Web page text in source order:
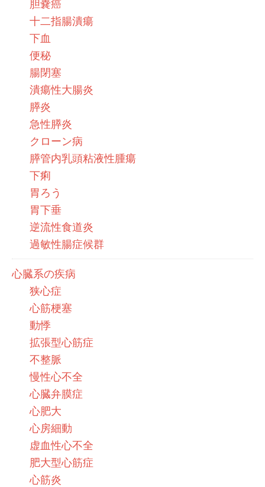
胆嚢癌
十二指腸潰瘍
下血
便秘
腸閉塞
潰瘍性大腸炎
膵炎
急性膵炎
クローン病
膵管内乳頭粘液性腫瘍
下痢
胃ろう
胃下垂
逆流性食道炎
過敏性腸症候群
心臓系の疾病
狭心症
心筋梗塞
動悸
拡張型心筋症
不整脈
慢性心不全
心臓弁膜症
心肥大
心房細動
虚血性心不全
肥大型心筋症
心筋炎